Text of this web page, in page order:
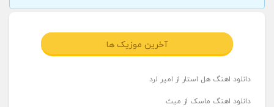
آخرین موزیک ها
دانلود اهنگ هل استار از امیر لرد
دانلود اهنگ ماسک از میث